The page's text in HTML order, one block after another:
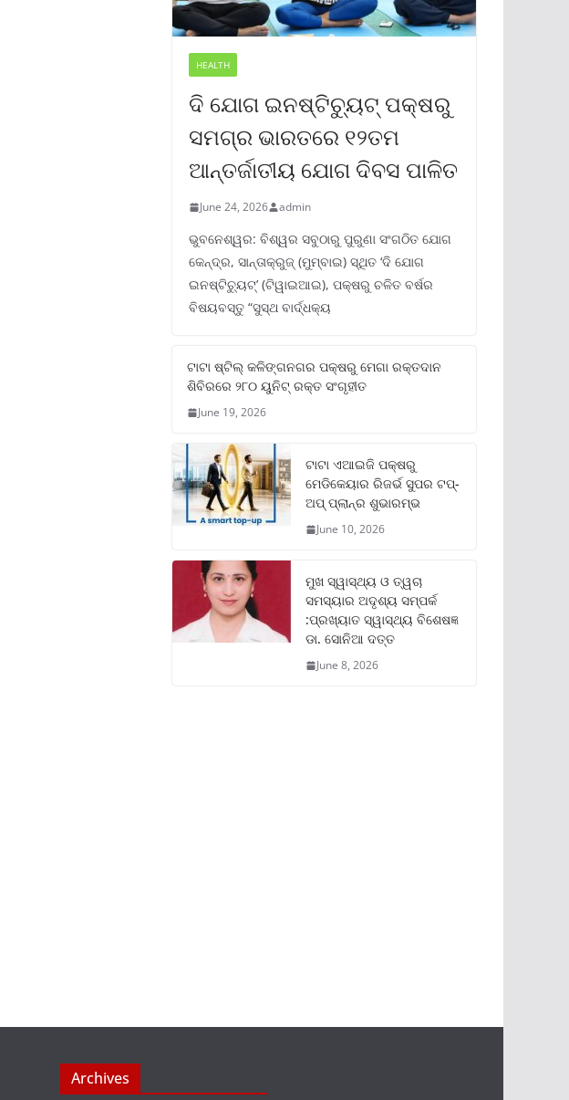
HEALTH
ଦି ଯୋଗ ଇନଷ୍ଟିଚ୍ୟୁଟ୍ ପକ୍ଷରୁ
ସମଗ୍ର ଭାରତରେ ୧୨ତମ
ଆନ୍ତର୍ଜାତୀୟ ଯୋଗ ଦିବସ ପାଳିତ
June 24, 2026 admin
ଭୁବନେଶ୍ୱର: ବିଶ୍ୱର ସବୁଠାରୁ ପୁରୁଣା ସଂଗଠିତ ଯୋଗ
କେନ୍ଦ୍ର, ସାନ୍ତାକ୍ରୁଜ୍ (ମୁମ୍ବାଇ) ସ୍ଥିତ ‘ଦି ଯୋଗ
ଇନଷ୍ଟିଚ୍ୟୁଟ୍‌’ (ଟିୱାଇଆଇ), ପକ୍ଷରୁ ଚଳିତ ବର୍ଷର
ବିଷୟବସ୍ତୁ “ସୁସ୍ଥ ବାର୍ଦ୍ଧକ୍ୟ
ଟାଟା ଷ୍ଟିଲ୍‌ କଳିଙ୍ଗନଗର ପକ୍ଷରୁ ମେଗା ରକ୍ତଦାନ
ଶିବିରରେ ୨୮୦ ୟୁନିଟ୍‌ ରକ୍ତ ସଂଗୃହୀତ
June 19, 2026
ଟାଟା ଏଆଇଜି ପକ୍ଷରୁ
ମେଡିକେୟାର ରିଜର୍ଭ ସୁପର ଟପ୍‌-
ଅପ୍ ପ୍ଲାନ୍‌ର ଶୁଭାରମ୍ଭ
June 10, 2026
ମୁଖ ସ୍ୱାସ୍ଥ୍ୟ ଓ ତ୍ୱଚା
ସମସ୍ୟାର ଅଦୃଶ୍ୟ ସମ୍ପର୍କ
:ପ୍ରଖ୍ୟାତ ସ୍ୱାସ୍ଥ୍ୟ ବିଶେଷଜ୍ଞ
ଡା. ସୋନିଆ ଦତ୍ତ
June 8, 2026
Archives